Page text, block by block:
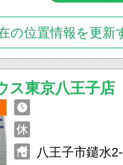
の位置情報を更新
ス東京八王子店
八王子市鑓水